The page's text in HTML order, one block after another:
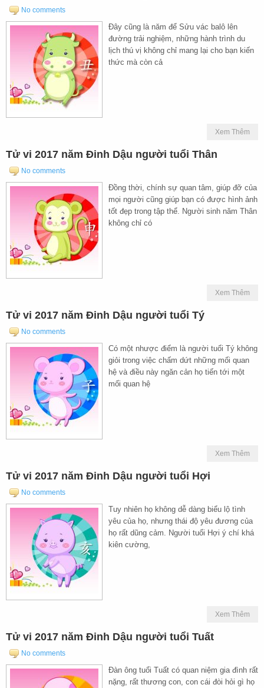
No comments
Đây cũng là năm để Sửu vác balô lên
đường trải nghiệm, những hành trình du
lịch thú vị không chỉ mang lại cho bạn kiến
thức mà còn cả
Xem Thêm
Tử vi 2017 năm Đinh Dậu người tuổi Thân
No comments
Đồng thời, chính sự quan tâm, giúp đỡ của
mọi người cũng giúp bạn có được hình ảnh
tốt đẹp trong tập thể. Người sinh năm Thân
không chỉ có
Xem Thêm
Tử vi 2017 năm Đinh Dậu người tuổi Tý
No comments
Có một nhược điểm là người tuổi Tý không
giỏi trong việc chấm dứt những mối quan
hệ và điều này ngăn cản họ tiến tới một
mối quan hệ
Xem Thêm
Tử vi 2017 năm Đinh Dậu người tuổi Hợi
No comments
Tuy nhiên họ không dễ dàng biểu lộ tình
yêu của họ, nhưng thái độ yêu đương của
họ rất dũng cảm. Người tuổi Hợi ý chí khá
kiên cường,
Xem Thêm
Tử vi 2017 năm Đinh Dậu người tuổi Tuất
No comments
Đàn ông tuổi Tuất có quan niệm gia đình rất
nặng, rất thương con, con cái đòi hỏi gì họ